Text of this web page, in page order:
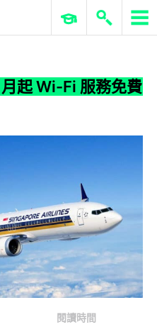
7 月起 Wi-Fi 服務免費提供
ERP 與商業 AI
起 Wi-Fi 服務免費
閱讀時間